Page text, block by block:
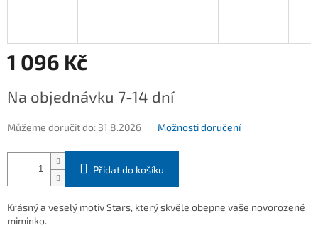
1 096 Kč
cena:
Na objednávku 7-14 dní
Můžeme doručit do: 31.8.2026 Možnosti doručení
Přidat do košíku
Krásný a veselý motiv Stars, který skvěle obepne vaše novorozené
miminko.